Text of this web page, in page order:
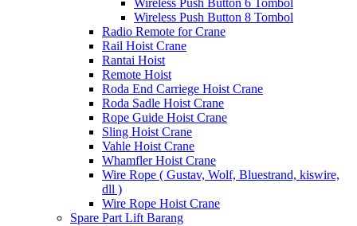
Wireless Push Button 6 Tombol
Wireless Push Button 8 Tombol
Radio Remote for Crane
Rail Hoist Crane
Rantai Hoist
Remote Hoist
Roda End Carriege Hoist Crane
Roda Sadle Hoist Crane
Rope Guide Hoist Crane
Sling Hoist Crane
Vahle Hoist Crane
Whamfler Hoist Crane
Wire Rope ( Gustav, Wolf, Bluestrand, kiswire,
dll )
Wire Rope Hoist Crane
Spare Part Lift Barang